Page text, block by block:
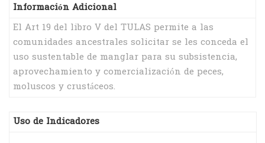
Información Adicional
El Art 19 del libro V del TULAS permite a las
comunidades ancestrales solicitar se les conceda el
uso sustentable de manglar para su subsistencia,
aprovechamiento y comercialización de peces,
moluscos y crustáceos.
Uso de Indicadores